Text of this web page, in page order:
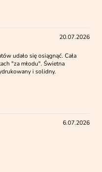
20.07.2026
udało się osiągnąć. Cała
"za młodu". Świetna
i solidny.
6.07.2026